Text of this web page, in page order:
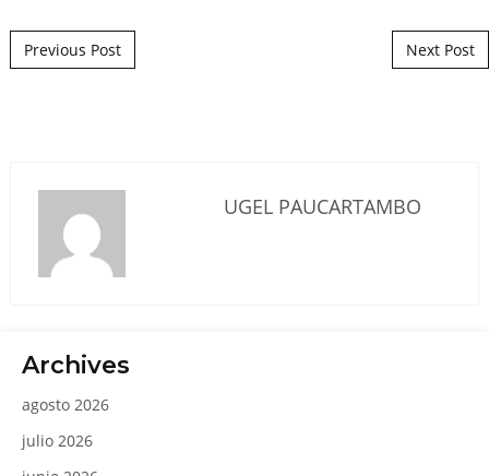
Post navigation
Previous Post Next Post
UGEL PAUCARTAMBO
Archives
agosto 2026
julio 2026